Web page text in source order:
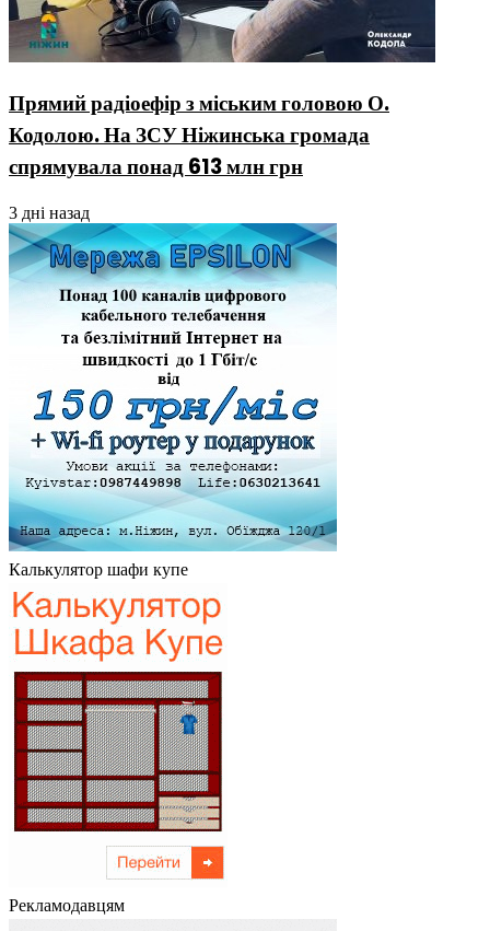
Прямий радіоефір з міським головою О.
Кодолою. На ЗСУ Ніжинська громада
спрямувала понад 613 млн грн
3 дні назад
Калькулятор шафи купе
Рекламодавцям